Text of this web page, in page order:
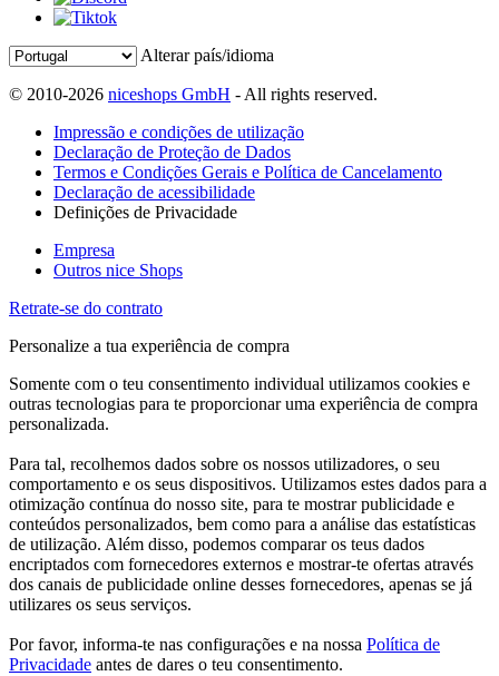
Alterar país/idioma
© 2010-2026 niceshops GmbH - All rights reserved.
Impressão e condições de utilização
Declaração de Proteção de Dados
Termos e Condições Gerais e Política de Cancelamento
Declaração de acessibilidade
Definições de Privacidade
Empresa
Outros nice Shops
Retrate-se do contrato
Personalize a tua experiência de compra
Somente com o teu consentimento individual utilizamos cookies e
outras tecnologias para te proporcionar uma experiência de compra
personalizada.
Para tal, recolhemos dados sobre os nossos utilizadores, o seu
comportamento e os seus dispositivos. Utilizamos estes dados para a
otimização contínua do nosso site, para te mostrar publicidade e
conteúdos personalizados, bem como para a análise das estatísticas
de utilização. Além disso, podemos comparar os teus dados
encriptados com fornecedores externos e mostrar-te ofertas através
dos canais de publicidade online desses fornecedores, apenas se já
utilizares os seus serviços.
Por favor, informa-te nas configurações e na nossa Política de
Privacidade antes de dares o teu consentimento.